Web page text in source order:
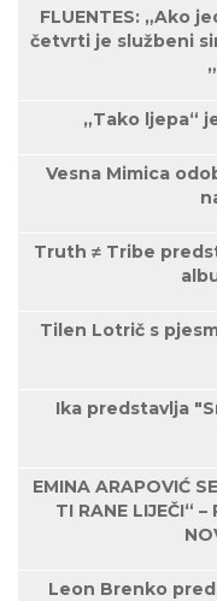
FLUENTES: „Ako
četvrti je službeni
„Tako ljepa“
Vesna Mimica
Truth ≠ Tribe
Tilen Lotrič s
Ika predstavlja
EMINA ARAPOVIĆ
TI RANE LIJEČI“
Leon Brenko